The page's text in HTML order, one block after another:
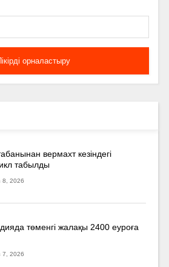
вермахт кезіндегі
табылды
8, 2026
төменгі жалақы 2400 еуроға
7, 2026